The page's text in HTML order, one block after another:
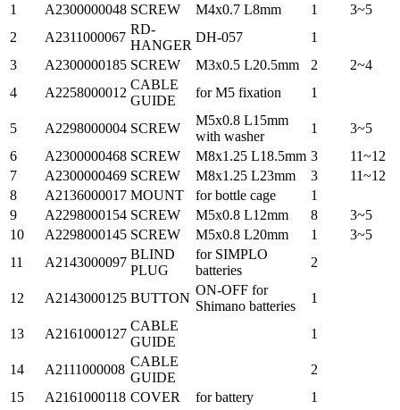
1
A2300000048 SCREW M4x0.7 L8mm 1
3~5
2
A2311000067
RD-
HANGER
DH-057
1
3
A2300000185 SCREW M3x0.5 L20.5mm 2
2~4
4
A2258000012
CABLE
GUIDE
for M5 fixation 1
5 A2298000004 SCREW
M5x0.8 L15mm
with washer
1
3~5
6
A2300000468 SCREW M8x1.25 L18.5mm 3
11~12
7
A2300000469 SCREW M8x1.25 L23mm 3
11~12
8
A2136000017 MOUNT for bottle cage
1
9
A2298000154 SCREW M5x0.8 L12mm 8
3~5
10
A2298000145 SCREW M5x0.8 L20mm 1
3~5
11
A2143000097
BLIND
PLUG
for SIMPLO
batteries
2
12 A2143000125 BUTTON
ON-OFF for
Shimano batteries
1
13 A2161000127
CABLE
GUIDE
1
14 A2111000008
CABLE
GUIDE
2
15
A2161000118 COVER for battery
1